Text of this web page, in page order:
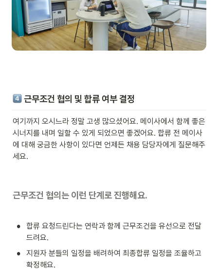
근무조건 협의 및 합류 여부 결정
여기까지 오시느라 정말 고생 많으셨어요. 메이사에서 함께 좋은
시너지를 내며 일할 수 있게 되었으면 좋겠어요. 합류 전 메이사
에 대해 궁금한 사항이 있다면 언제든 채용 담당자에게 질문해주
세요.
근무조건 협의는 이런 단계로 진행해요.
•
합류 요청드린다는 연락과 함께 근무조건을 유선으로 전달
드려요.
•
지원자 분들의 일정을 배려하여 최종합류 일정을 조율하고
확정해요.